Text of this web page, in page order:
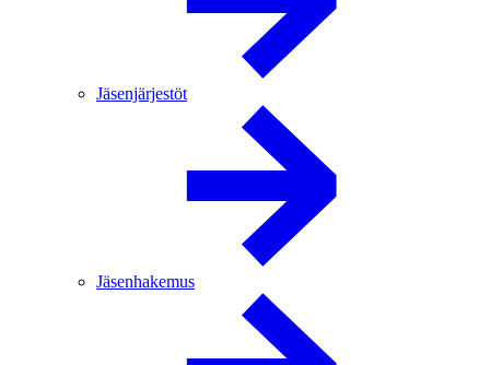
Jäsenjärjestöt
Jäsenhakemus